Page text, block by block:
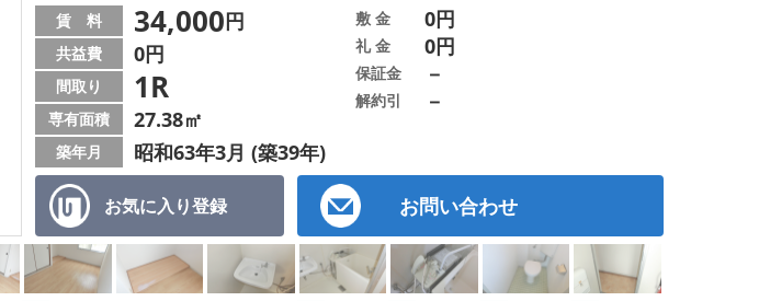
お気に入り登録 お問い合わせ
賃 料 34,000円
共益費 0円
間取り 1R
専有面積 27.38㎡
築年月 昭和63年3月 (築39年)
敷 金 0円
礼 金 0円
保証金 －
解約引 －